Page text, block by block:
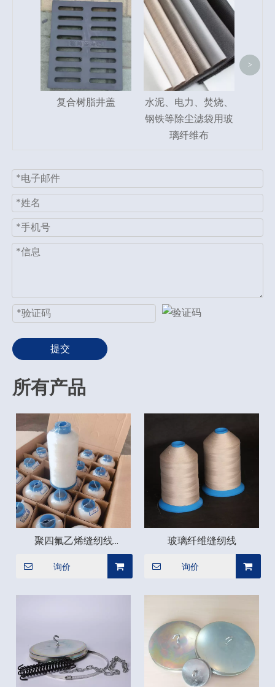
复合树脂井盖
水泥、电力、焚烧、
钢铁等除尘滤袋用玻
璃纤维布
>
提交
所有产品
聚四氟乙烯缝纫线
1250D/1500D/1800D/2000D
询价
玻璃纤维缝纫线
询价